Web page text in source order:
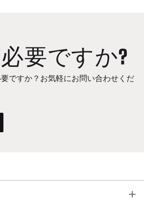
要ですか?
ですか？お気軽にお問い合わせくだ